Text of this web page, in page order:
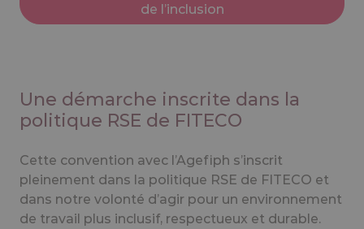
de l’inclusion
Une démarche inscrite dans la
politique RSE de FITECO
Cette convention avec l’Agefiph s’inscrit
pleinement dans la politique RSE de FITECO et
dans notre volonté d’agir pour un environnement
de travail plus inclusif, respectueux et durable.